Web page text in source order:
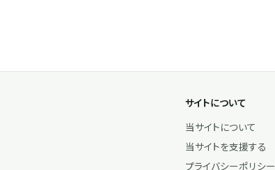
サイトについて
当サイトについて
当サイトを支援する
プライバシーポリシー